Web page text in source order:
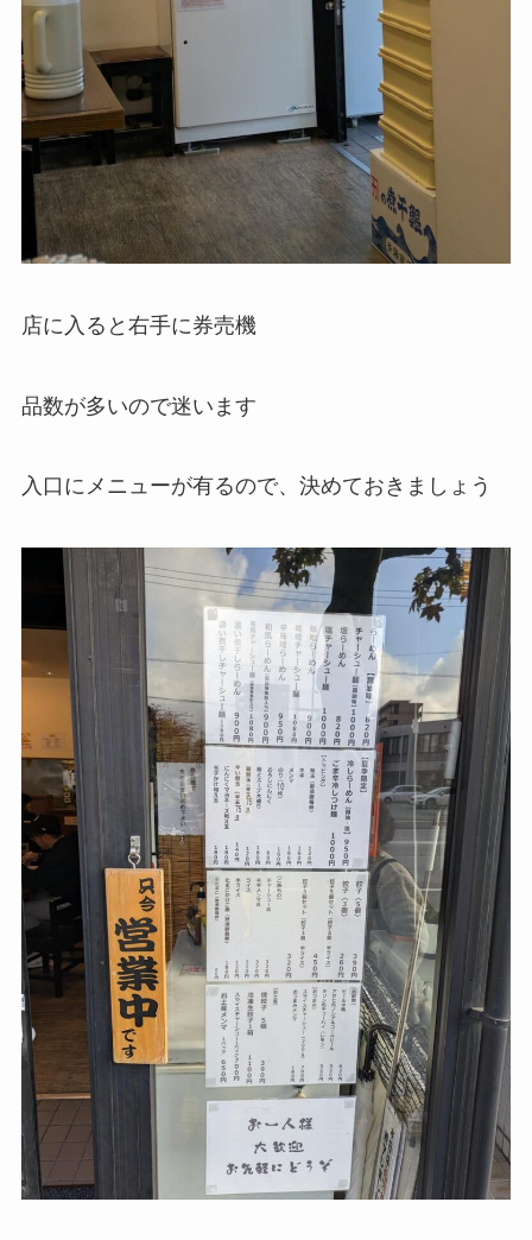
店に入ると右手に券売機
品数が多いので迷います
入口にメニューが有るので、決めておきましょう